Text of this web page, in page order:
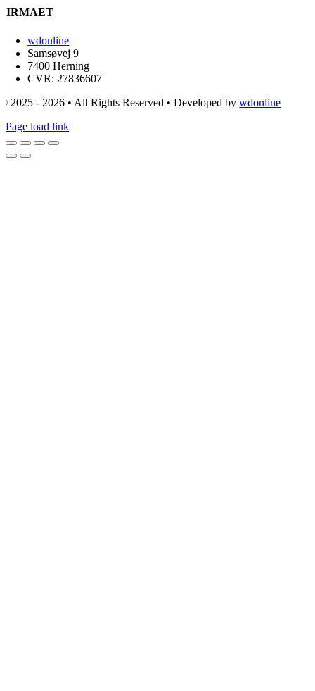
FIRMAET
wdonline
Samsøvej 9
7400 Herning
CVR: 27836607
© 2025 - 2026 • All Rights Reserved • Developed bywdonline
Page load link